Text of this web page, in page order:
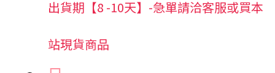
出貨期【8 -10天】-急單請洽客服或買本
站現貨商品